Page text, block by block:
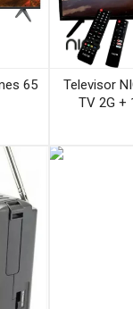
65
Televisor
TV 2G +